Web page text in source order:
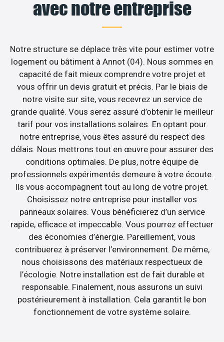
avec notre entreprise
Notre structure se déplace très vite pour estimer votre
logement ou bâtiment à Annot (04). Nous sommes en
capacité de fait mieux comprendre votre projet et
vous offrir un devis gratuit et précis. Par le biais de
notre visite sur site, vous recevrez un service de
grande qualité. Vous serez assuré d’obtenir le meilleur
tarif pour vos installations solaires. En optant pour
notre entreprise, vous êtes assuré du respect des
délais. Nous mettrons tout en œuvre pour assurer des
conditions optimales. De plus, notre équipe de
professionnels expérimentés demeure à votre écoute.
Ils vous accompagnent tout au long de votre projet.
Choisissez notre entreprise pour installer vos
panneaux solaires. Vous bénéficierez d’un service
rapide, efficace et impeccable. Vous pourrez effectuer
des économies d’énergie. Pareillement, vous
contribuerez à préserver l’environnement. De même,
nous choisissons des matériaux respectueux de
l’écologie. Notre installation est de fait durable et
responsable. Finalement, nous assurons un suivi
postérieurement à installation. Cela garantit le bon
fonctionnement de votre système solaire.